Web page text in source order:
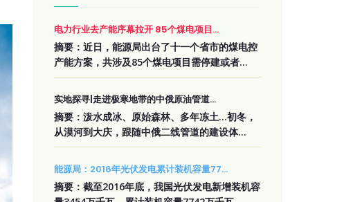
电力行业去产能序幕拉开 85个煤电项目...
摘要：近日，能源局出台了十一个省市的煤电控
产能方案，共涉及85个煤电项目需停建或者...
实地探寻|走进极寒地带的中俄原油管道...
摘要：泼水成冰、原始森林、多年冻土…初冬，
从漠河到大庆，跟随中俄二线管道的建设体...
能源局：2016年光伏发电累计装机容量77...
摘要：截至2016年底，我国光伏发电新增装机容